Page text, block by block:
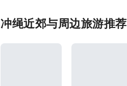
冲绳近郊与周边旅游推荐